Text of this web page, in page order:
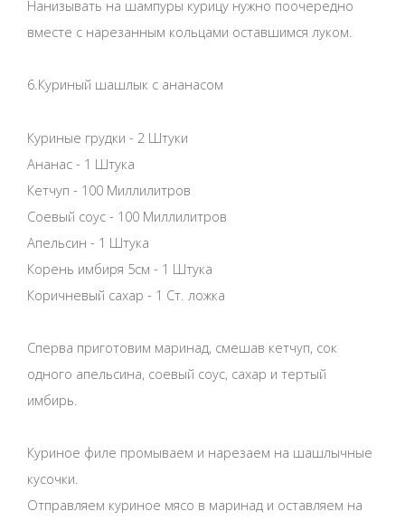
Нанизывать на шампуры курицу нужно поочередно
вместе с нарезанным кольцами оставшимся луком.
6.Куриный шашлык с ананасом
Куриные грудки - 2 Штуки
Ананас - 1 Штука
Кетчуп - 100 Миллилитров
Соевый соус - 100 Миллилитров
Апельсин - 1 Штука
Корень имбиря 5см - 1 Штука
Коричневый сахар - 1 Ст. ложка
Сперва приготовим маринад, смешав кетчуп, сок
одного апельсина, соевый соус, сахар и тертый
имбирь.
Куриное филе промываем и нарезаем на шашлычные
кусочки.
Отправляем куриное мясо в маринад и оставляем на